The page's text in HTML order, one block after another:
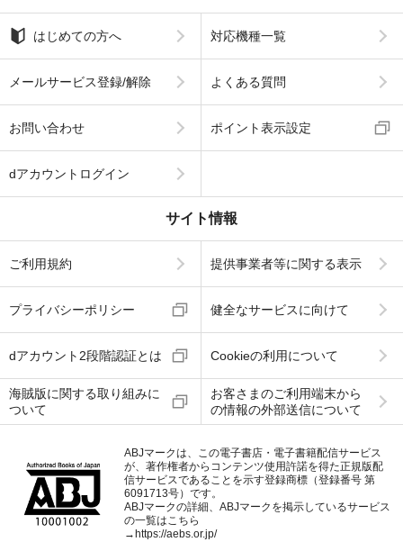
はじめての方へ 対応機種一覧
メールサービス登録/解除 よくある質問
お問い合わせ ポイント表示設定
dアカウントログイン
サイト情報
ご利用規約 提供事業者等に関する表示
プライバシーポリシー 健全なサービスに向けて
dアカウント2段階認証とは Cookieの利用について
海賊版に関する取り組みに
ついて
お客さまのご利用端末から
の情報の外部送信について
ABJマークは、この電子書店・電子書籍配信サービス
が、著作権者からコンテンツ使用許諾を得た正規版配
信サービスであることを示す登録商標（登録番号 第
6091713号）です。
ABJマークの詳細、ABJマークを掲示しているサービス
の一覧はこちら
→ https://aebs.or.jp/